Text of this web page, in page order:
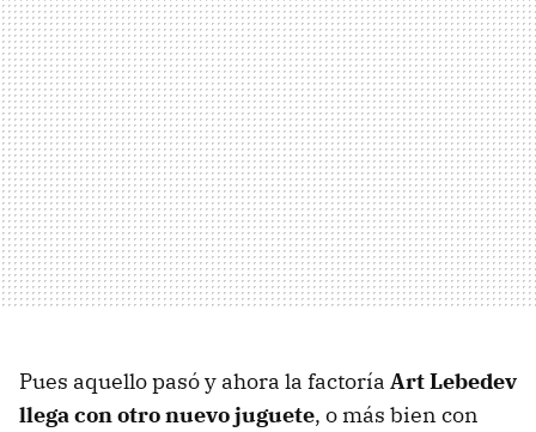
Pues aquello pasó y ahora la factoría Art Lebedev
llega con otro nuevo juguete, o más bien con